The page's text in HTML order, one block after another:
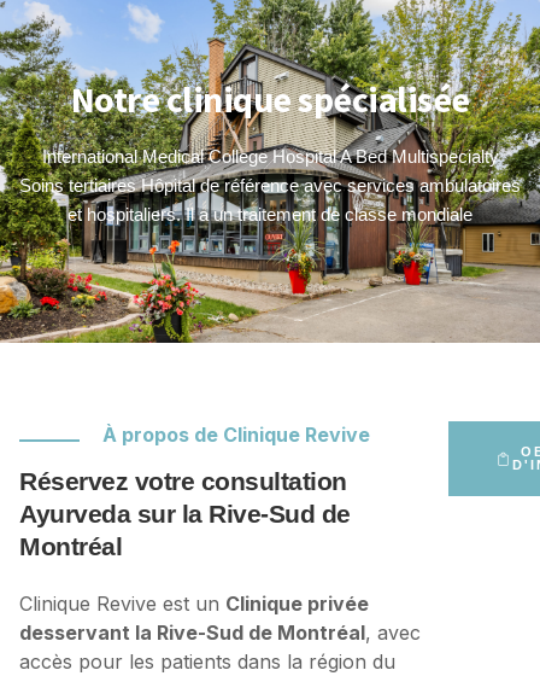
Notre clinique spécialisée
International Medical College Hospital A Bed Multispecialty
Soins tertiaires Hôpital de référence avec services ambulatoires
et hospitaliers. Il a un traitement de classe mondiale
À propos de Clinique Revive
Réservez votre consultation
Ayurveda sur la Rive-Sud de
Montréal
Clinique Revive est un Clinique privée
desservant la Rive-Sud de Montréal, avec
accès pour les patients dans la région du